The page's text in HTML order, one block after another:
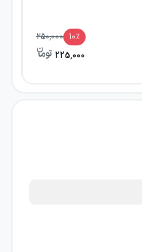
250,000 10٪
225,000